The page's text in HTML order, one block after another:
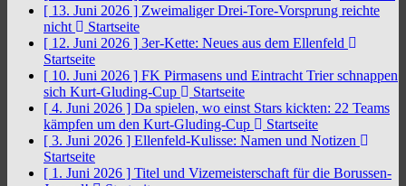
[ 13. Juni 2026 ] Zweimaliger Drei-Tore-Vorsprung reichte
nicht
Startseite
[ 12. Juni 2026 ] 3er-Kette: Neues aus dem Ellenfeld
Startseite
[ 10. Juni 2026 ] FK Pirmasens und Eintracht Trier schnappen
sich Kurt-Gluding-Cup
Startseite
[ 4. Juni 2026 ] Da spielen, wo einst Stars kickten: 22 Teams
kämpfen um den Kurt-Gluding-Cup
Startseite
[ 3. Juni 2026 ] Ellenfeld-Kulisse: Namen und Notizen
Startseite
[ 1. Juni 2026 ] Titel und Vizemeisterschaft für die Borussen-